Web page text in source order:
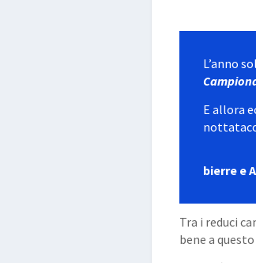
L’anno
E allora
bierre e
Tra i reduci
bene a